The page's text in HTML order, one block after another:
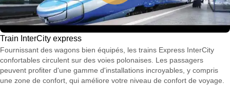
Train InterCity express
Fournissant des wagons bien équipés, les trains Express InterCity
confortables circulent sur des voies polonaises. Les passagers
peuvent profiter d'une gamme d'installations incroyables, y compris
une zone de confort, qui améliore votre niveau de confort de voyage.